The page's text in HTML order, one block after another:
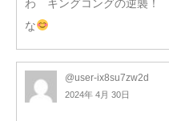
わ キングコングの逆襲！
な
@user-ix8su7zw2d
2024年 4月 30日